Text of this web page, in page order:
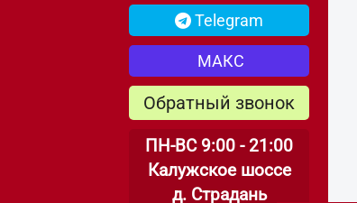
Telegram
МАКС
Обратный звонок
ПН-ВС 9:00 - 21:00
Калужское шоссе
д. Страдань